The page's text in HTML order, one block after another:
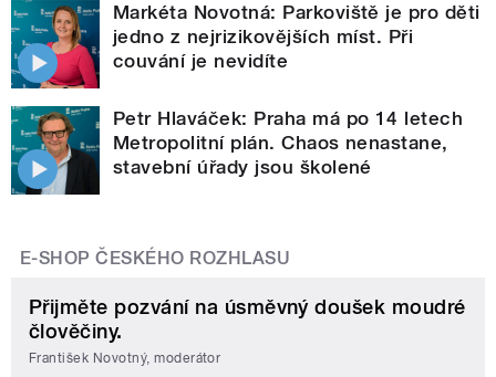
Markéta Novotná: Parkoviště je pro děti
jedno z nejrizikovějších míst. Při
couvání je nevidíte
Petr Hlaváček: Praha má po 14 letech
Metropolitní plán. Chaos nenastane,
stavební úřady jsou školené
E-SHOP ČESKÉHO ROZHLASU
Přijměte pozvání na úsměvný doušek moudré
člověčiny.
František Novotný, moderátor